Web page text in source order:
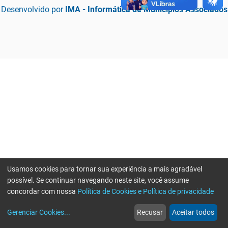
Desenvolvido por IMA - Informática de Municípios Associados
web
Notícias
more_horiz
Mais
Usamos cookies para tornar sua experiência a mais agradável
possível. Se continuar navegando neste site, você assume
concordar com nossa Política de Cookies e Política de privacidade
Gerenciar Cookies... Recusar Aceitar todos
Erro ao enviar informações, por favor tente novamente